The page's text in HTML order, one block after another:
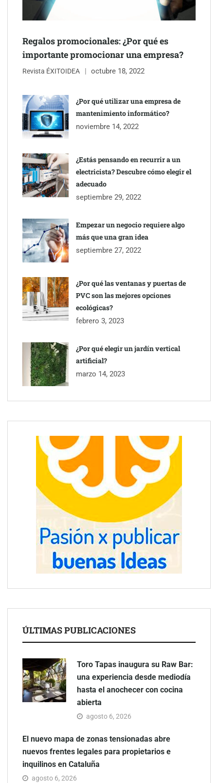
inmobiliarios: hasta 82% de ahorro por cobro
Gestoría Online reduce a unas horas el alta de autónomo
Regalos promocionales: ¿Por qué es
importante promocionar una empresa?
Revista ÉXITOIDEA octubre 18, 2022
¿Por qué utilizar una empresa de
mantenimiento informático?
noviembre 14, 2022
¿Estás pensando en recurrir a un
electricista? Descubre cómo elegir el
adecuado
septiembre 29, 2022
Empezar un negocio requiere algo
más que una gran idea
septiembre 27, 2022
¿Por qué las ventanas y puertas de
PVC son las mejores opciones
ecológicas?
febrero 3, 2023
¿Por qué elegir un jardín vertical
artificial?
marzo 14, 2023
ÚLTIMAS PUBLICACIONES
Toro Tapas inaugura su Raw Bar:
una experiencia desde mediodía
hasta el anochecer con cocina
abierta
agosto 6, 2026
El nuevo mapa de zonas tensionadas abre
nuevos frentes legales para propietarios e
inquilinos en Cataluña
agosto 6, 2026